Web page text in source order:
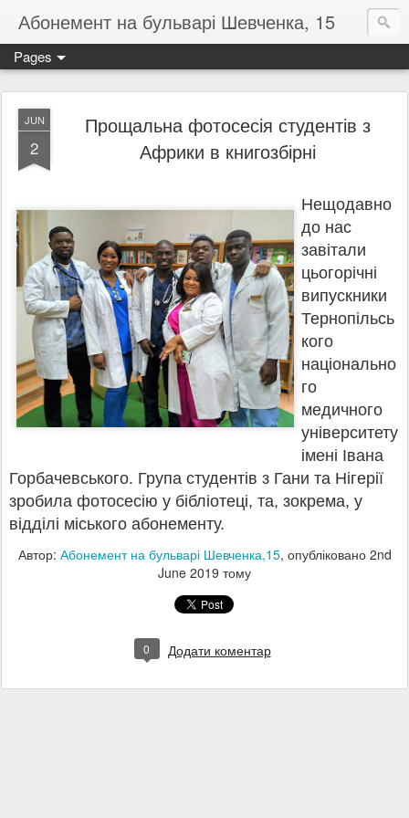
Абонемент на бульварі Шевченка, 15
Pages
JUN
2
Прощальна фотосесія студентів з
Африки в книгозбірні
Нещодавно
до нас
завітали
цьогорічні
випускники
Тернопільсь
кого
національно
го
медичного
університету
імені Івана
Горбачевського. Група студентів з Гани та Нігерії
зробила фотосесію у бібліотеці, та, зокрема, у
відділі міського абонементу.
Автор: Абонемент на бульварі Шевченка,15, опубліковано 2nd
June 2019 тому
0 Додати коментар